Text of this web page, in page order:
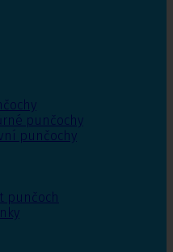
punčochy
punčochy
punčoch